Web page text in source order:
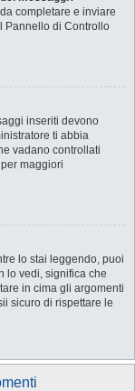
completare e inviare
Pannello di Controllo
inseriti devono
ti abbia
vadano controllati
maggiori
lo stai leggendo, puoi
lo vedi, significa che
in cima gli argomenti
sicuro di rispettare le